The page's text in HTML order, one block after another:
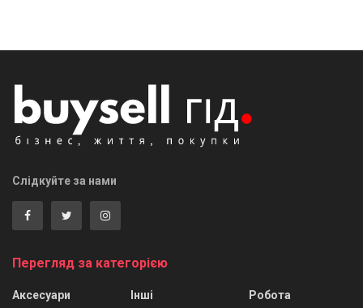
Слідкуйте за нами
Перегляд за категорією
Аксесуари
Інші
Робота